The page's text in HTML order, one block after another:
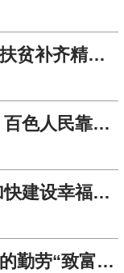
贵港市港北区：大力开展文化扶贫补齐精神短板
【你笑起来真好看】不等不靠 百色人民靠勤劳双手走上小康路
好山好水好光景 ——贺州市加快建设幸福乡村观察
贵港市港北区：贫困户吴金光的勤劳“致富经”